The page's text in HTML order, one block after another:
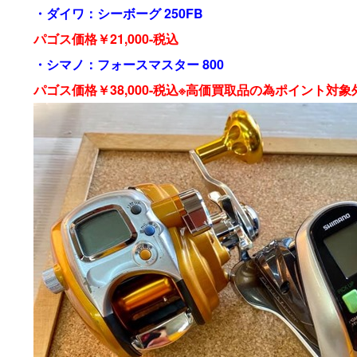
・ダイワ：シーボーグ 250FB
パゴス価格￥21,000-税込
・シマノ：フォースマスター 800
パゴス価格￥38,000-税込※高価買取品の為ポイント対象